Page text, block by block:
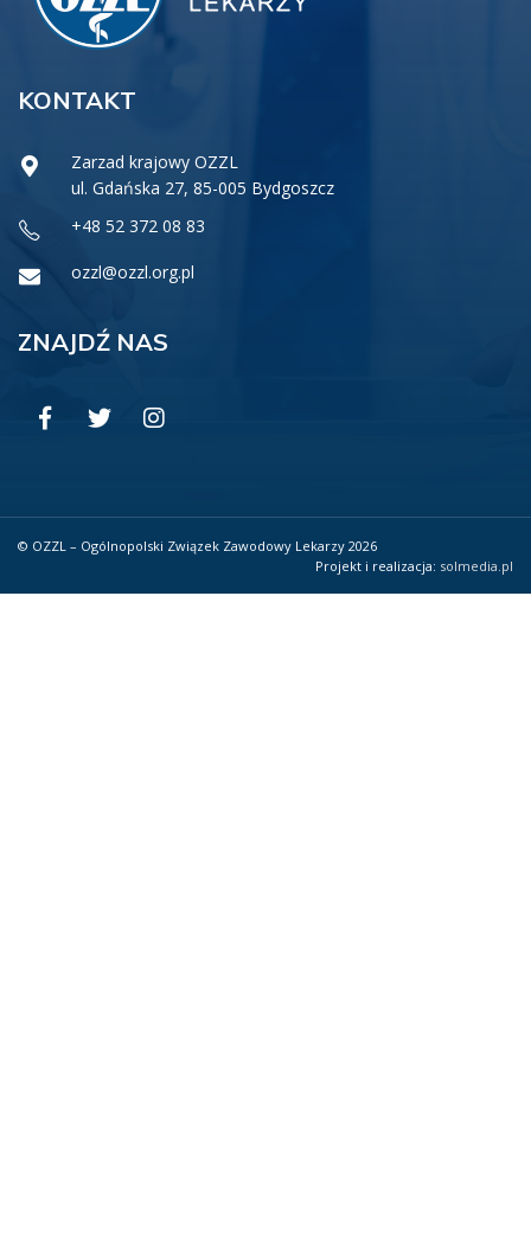
KONTAKT
Zarzad krajowy OZZL
ul. Gdańska 27, 85-005 Bydgoszcz
+48 52 372 08 83
ozzl@ozzl.org.pl
ZNAJDŹ NAS
© OZZL – Ogólnopolski Związek Zawodowy Lekarzy 2026
Projekt i realizacja: solmedia.pl